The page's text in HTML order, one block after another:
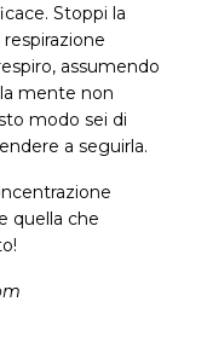
Stoppi la
assumendo
mente non
modo sei di
a seguirla.
quella che